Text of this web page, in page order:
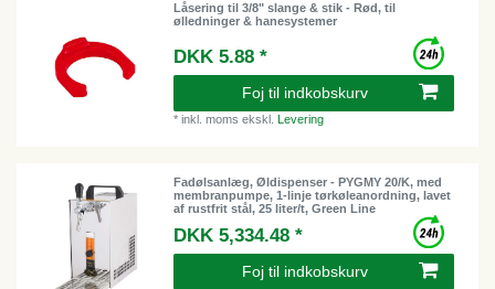
Låsering til 3/8" slange & stik - Rød, til
ølledninger & hanesystemer
DKK 5.88 *
Foj til indkobskurv
*inkl. moms ekskl.Levering
Fadølsanlæg, Øldispenser - PYGMY 20/K, med
membranpumpe, 1-linje tørkøleanordning, lavet
af rustfrit stål, 25 liter/t, Green Line
DKK 5,334.48 *
Foj til indkobskurv